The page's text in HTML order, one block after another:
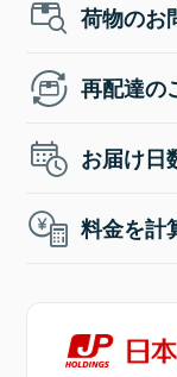
荷物のお
再配達の
お届け日
料金を計